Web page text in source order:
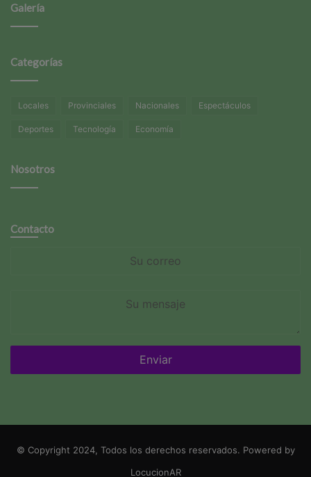
Galería
Categorías
Locales Provinciales Nacionales Espectáculos
Deportes Tecnología Economía
Nosotros
Contacto
© Copyright 2024, Todos los derechos reservados. Powered by
LocucionAR